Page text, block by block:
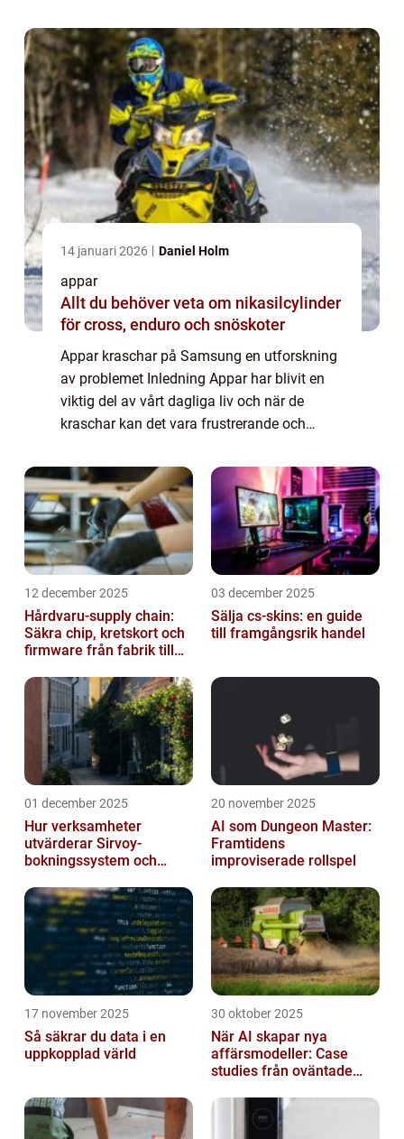
på der...
14 januari 2026 Daniel Holm
appar
Allt du behöver veta om nikasilcylinder
för cross, enduro och snöskoter
Appar kraschar på Samsung en utforskning
av problemet Inledning Appar har blivit en
viktig del av vårt dagliga liv och när de
kraschar kan det vara frustrerande och
användare ibland att deras appar kraschar
på der...
12 december 2025
Hårdvaru-supply chain:
Säkra chip, kretskort och
firmware från fabrik till
03 december 2025
Sälja cs-skins: en guide
till framgångsrik handel
01 december 2025
Hur verksamheter
utvärderar Sirvoy-
bokningssystem och
20 november 2025
AI som Dungeon Master:
Framtidens
improviserade rollspel
17 november 2025
Så säkrar du data i en
uppkopplad värld
30 oktober 2025
När AI skapar nya
affärsmodeller: Case
studies från oväntade